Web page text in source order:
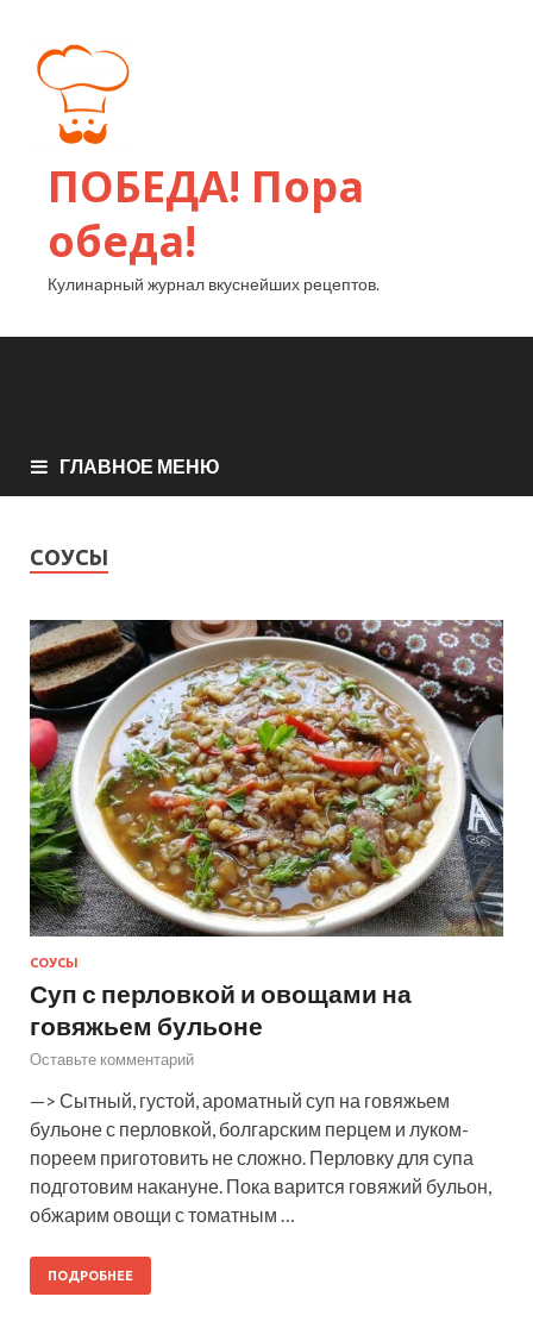
ПОБЕДА! Пора
обеда!
Кулинарный журнал вкуснейших рецептов.
ГЛАВНОЕ МЕНЮ
СОУСЫ
СОУСЫ
Суп с перловкой и овощами на
говяжьем бульоне
Оставьте комментарий
—> Сытный, густой, ароматный суп на говяжьем
бульоне с перловкой, болгарским перцем и луком-
пореем приготовить не сложно. Перловку для супа
подготовим накануне. Пока варится говяжий бульон,
обжарим овощи с томатным …
ПОДРОБНЕЕ